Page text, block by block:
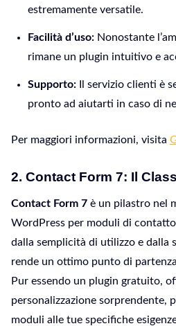
estremamente versatile.
Facilità d’uso: Nonostante
rimane un plugin intuitivo e
Supporto: Il servizio clienti è
pronto ad aiutarti in caso di
Per maggiori informazioni, visita
2. Contact Form 7: Il
Contact Form 7 è un pilastro nel
WordPress per moduli di
dalla semplicità di utilizzo e dalla
rende un ottimo punto di
Pur essendo un plugin gratuito,
personalizzazione sorprendente,
moduli alle tue specifiche